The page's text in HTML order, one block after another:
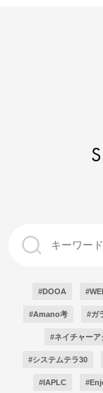
#DOOA
#Amano考 #ガ
#ネイチャーア
#システムテラ30
#IAPLC